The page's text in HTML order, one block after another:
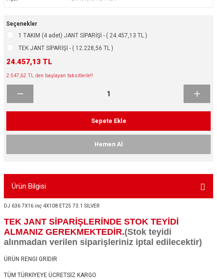
Lastikleri
/ KROM SERİ
Seçenekler
1 TAKIM (4 adet) JANT SİPARİŞİ - ( 24.457,13 TL )
TEK JANT SİPARİŞİ - ( 12.228,56 TL )
24.457,13 TL
2.547,62 TL den başlayan taksitlerle!!
Sepete Ekle
Hemen Al
Ürün Bilgisi
DJ 636 7X16 inç 4X108 ET25 73.1 SILVER
TEK JANT SİPARİŞLERİNDE STOK TEYİDİ
ALMANIZ GEREKMEKTEDİR.(Stok teyidi
alınmadan verilen siparişleriniz iptal edilecektir)
ÜRÜN RENGİ GRİDİR
TÜM TÜRKİYEYE ÜCRETSİZ KARGO